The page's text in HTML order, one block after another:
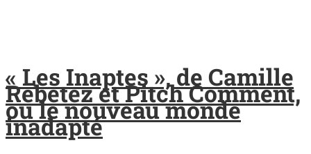
« Les Inaptes », de Camille
Rebetez et Pitch Comment,
ou le nouveau monde
inadapté